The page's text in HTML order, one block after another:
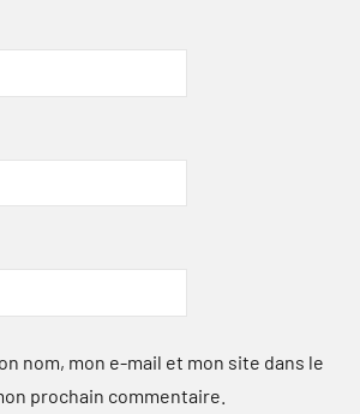
nom, mon e-mail et mon site dans le
prochain commentaire.